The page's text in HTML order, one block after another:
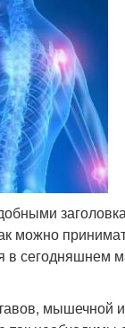
можно
в сегодняшнем
мышечной и